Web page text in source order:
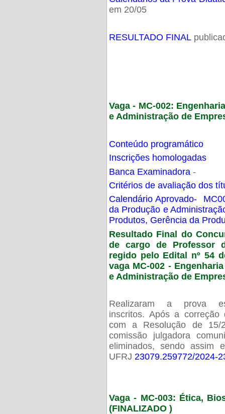
em 20/05
RESULTADO FINAL
Vaga - MC-002:
e Administração de
Conteúdo programático
Inscrições homologadas
Banca Examinadora -
Critérios de avaliação dos
Calendário Aprovado-
da Produção e
Produtos, Gerência da
Resultado Final do
de cargo de Professor
regido pelo Edital nº 54
vaga MC-002 -
e Administração de
Realizaram a prova
inscritos. Após a
com a Resolução de 15/
comissão julgadora
eliminados, sendo assim
UFRJ 23079.259772/2024-
Vaga - MC-003: Ética,
(FINALIZADO )